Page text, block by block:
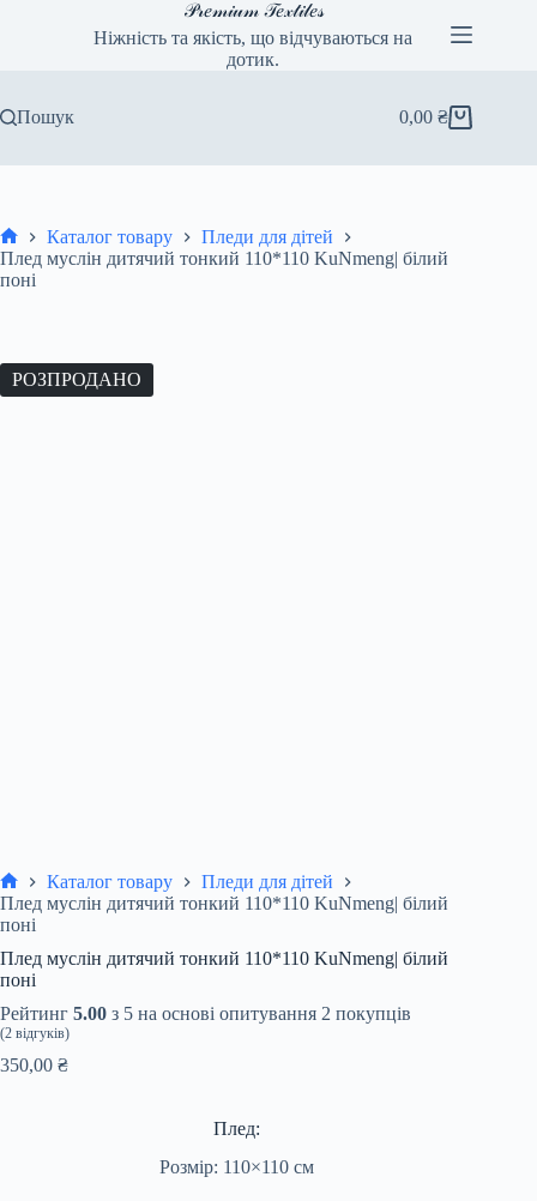
𝒫𝓇𝑒𝓂𝒾𝓊𝓂 𝒯𝑒𝓍𝓉𝒾𝓁𝑒𝓈
Ніжність та якість, що відчуваються на
дотик.
Пошук Кошик
0,00₴
Головна
Каталог товару
Пледи для дітей
Плед муслін дитячий тонкий 110*110 KuNmeng| білий
поні
РОЗПРОДАНО
Головна
Каталог товару
Пледи для дітей
Плед муслін дитячий тонкий 110*110 KuNmeng| білий
поні
Плед муслін дитячий тонкий 110*110 KuNmeng| білий
поні
Рейтинг 5.00 з 5 на основі опитування 2 покупців
(2 відгуків)
350,00 ₴
Плед:
Розмір: 110×110 см